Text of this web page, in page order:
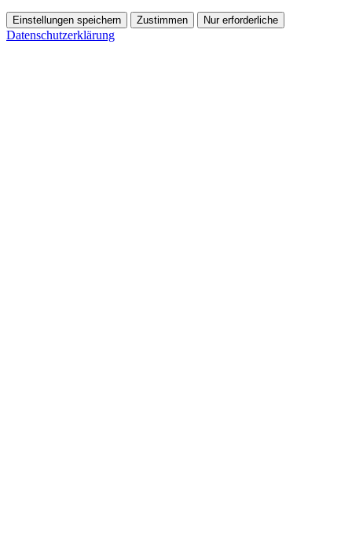
Einstellungen speichern Zustimmen Nur erforderliche
Datenschutzerklärung